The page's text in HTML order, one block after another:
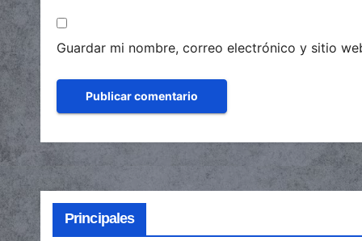
Guardar mi nombre, correo electrónico y sitio
Principales